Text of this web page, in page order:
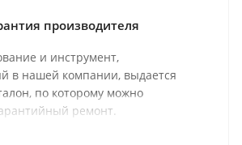
производителя
и инструмент,
в нашей компании, выдается
по которому можно
ремонт.